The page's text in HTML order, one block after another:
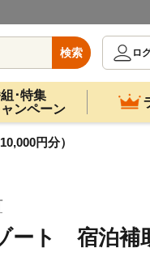
検索
ロ
･特集
ンペーン
円分）
ート 宿泊補